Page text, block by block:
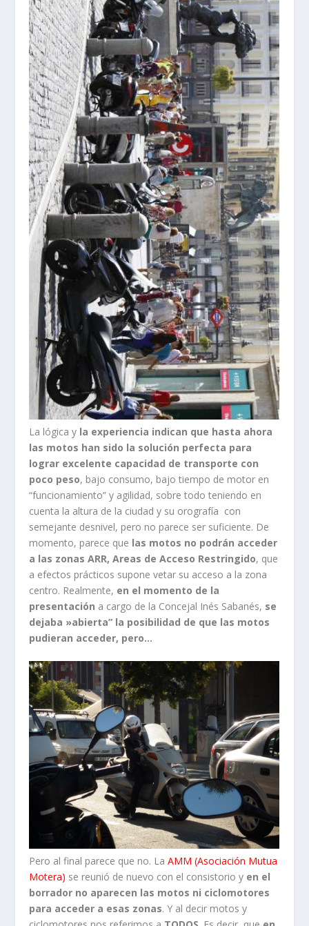
La lógica y la experiencia indican que hasta ahora
las motos han sido la solución perfecta para
lograr excelente capacidad de transporte con
poco peso, bajo consumo, bajo tiempo de motor en
“funcionamiento” y agilidad, sobre todo teniendo en
cuenta la altura de la ciudad y su orografía con
semejante desnivel, pero no parece ser suficiente. De
momento, parece que las motos no podrán acceder
a las zonas ARR, Areas de Acceso Restringido, que
a efectos prácticos supone vetar su acceso a la zona
centro. Realmente, en el momento de la
presentación a cargo de la Concejal Inés Sabanés, se
dejaba »abierta” la posibilidad de que las motos
pudieran acceder, pero…
Pero al final parece que no. LaAMM (Asociación Mutua
Motera) se reunió de nuevo con el consistorio y en el
borrador no aparecen las motos ni ciclomotores
para acceder a esas zonas. Y al decir motos y